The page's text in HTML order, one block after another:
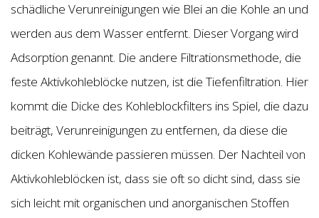
schädliche Verunreinigungen wie Blei an die Kohle an und
werden aus dem Wasser entfernt. Dieser Vorgang wird
Adsorption genannt. Die andere Filtrationsmethode, die
feste Aktivkohleblöcke nutzen, ist die Tiefenfiltration. Hier
kommt die Dicke des Kohleblockfilters ins Spiel, die dazu
beiträgt, Verunreinigungen zu entfernen, da diese die
dicken Kohlewände passieren müssen. Der Nachteil von
Aktivkohleblöcken ist, dass sie oft so dicht sind, dass sie
sich leicht mit organischen und anorganischen Stoffen